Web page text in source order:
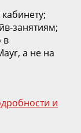
в
а не на